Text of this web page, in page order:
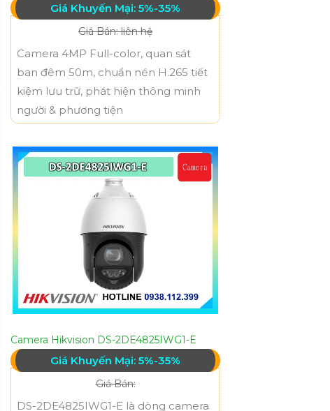
Giá Khuyến Mại: 5%-35%
Giá Bán: liên hệ
Camera 4MP Full-color, quan sát
ban đêm 50m, chuẩn nén H.265 tiết
kiệm lưu trữ, phát hiện thông minh
người & phương tiện
Camera Hikvision DS-2DE4825IWG1-E
Giá Khuyến Mại: 5%-35%
Giá Bán:
DS-2DE4825IWG1-E là dòng camera